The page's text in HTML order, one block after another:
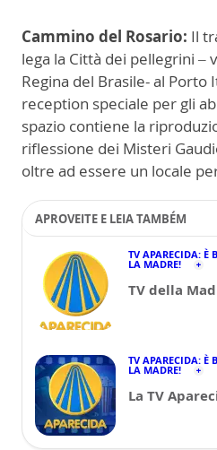
Cammino del Rosario: Il
lega la Città dei pellegrini –
Regina del Brasile- al Porto
reception speciale per gli
spazio contiene la
riflessione dei Misteri
oltre ad essere un locale
APROVEITE E LEIA TAMBÉM
TV APARECIDA: È
LA MADRE!
TV della
TV APARECIDA: È
LA MADRE!
La TV